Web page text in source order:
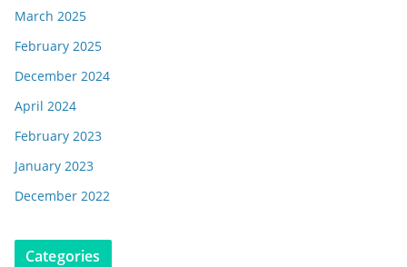
March 2025
February 2025
December 2024
April 2024
February 2023
January 2023
December 2022
Categories